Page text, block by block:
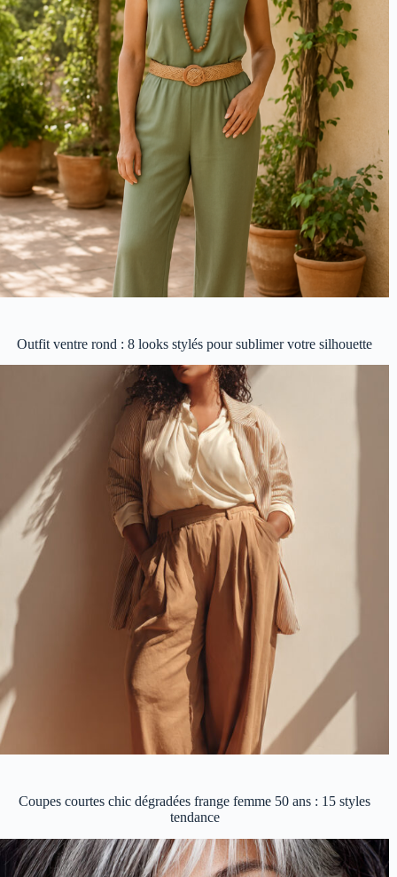
Outfit ventre rond : 8 looks stylés pour sublimer votre silhouette
Coupes courtes chic dégradées frange femme 50 ans : 15 styles
tendance